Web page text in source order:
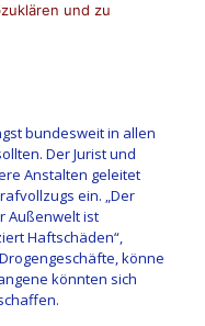
und zu
bundesweit in allen
Der Jurist und
Anstalten geleitet
ein. „Der
Außenwelt ist
Haftschäden“,
könne
könnten sich